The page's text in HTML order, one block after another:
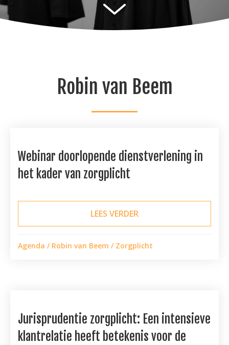
Robin van Beem
Webinar doorlopende dienstverlening in
het kader van zorgplicht
LEES VERDER
Agenda / Robin van Beem / Zorgplicht
Jurisprudentie zorgplicht: Een intensieve
klantrelatie heeft betekenis voor de